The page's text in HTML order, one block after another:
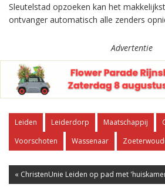
Sleutelstad opzoeken kan het
ontvanger automatisch alle zenders
Advertentie
Leiden Leiderdorp Maatschappij
Voorschoten
Wassenaar
« ChristenUnie Leiden op pad met